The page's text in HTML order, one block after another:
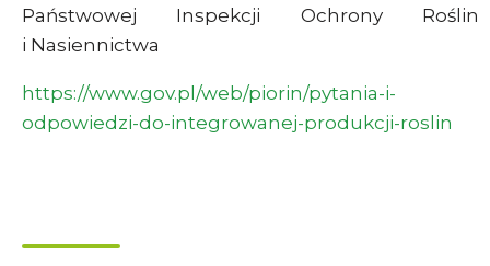
Państwowej Inspekcji Ochrony Roślin
i Nasiennictwa
https://www.gov.pl/web/piorin/pytania-i-
odpowiedzi-do-integrowanej-produkcji-roslin